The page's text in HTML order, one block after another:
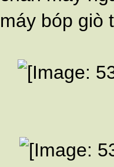
máy bóp giò